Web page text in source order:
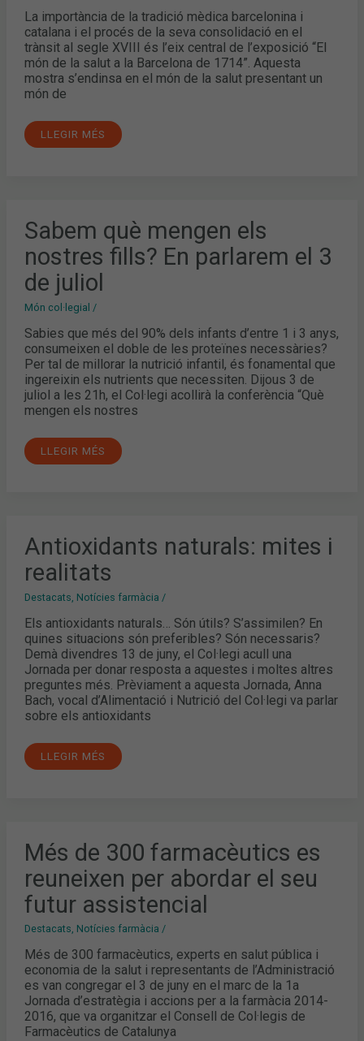
La importància de la tradició mèdica barcelonina i
catalana i el procés de la seva consolidació en el
trànsit al segle XVIII és l’eix central de l’exposició “El
món de la salut a la Barcelona de 1714”. Aquesta
mostra s’endinsa en el món de la salut presentant un
món de
LA
BARCELONA
DEL
1714?
LLEGIR MÉS
Sabem què mengen els
nostres fills? En parlarem el 3
de juliol
Món col·legial /
Sabies que més del 90% dels infants d’entre 1 i 3 anys,
consumeixen el doble de les proteïnes necessàries?
Per tal de millorar la nutrició infantil, és fonamental que
ingereixin els nutrients que necessiten. Dijous 3 de
juliol a les 21h, el Col·legi acollirà la conferència “Què
mengen els nostres
SABEM
QUÈ
MENGEN
ELS
NOSTRES
FILLS?
EN
PARLAREM
EL
DE
JULIOL
LLEGIR MÉS
Antioxidants naturals: mites i
realitats
Destacats, Notícies farmàcia /
Els antioxidants naturals… Són útils? S’assimilen? En
quines situacions són preferibles? Són necessaris?
Demà divendres 13 de juny, el Col·legi acull una
Jornada per donar resposta a aquestes i moltes altres
preguntes més. Prèviament a aquesta Jornada, Anna
Bach, vocal d’Alimentació i Nutrició del Col·legi va parlar
sobre els antioxidants
ANTIOXIDANTS
NATURALS:
MITES
I
REALITATS
LLEGIR MÉS
Més de 300 farmacèutics es
reuneixen per abordar el seu
futur assistencial
Destacats, Notícies farmàcia /
Més de 300 farmacèutics, experts en salut pública i
economia de la salut i representants de l’Administració
es van congregar el 3 de juny en el marc de la 1a
Jornada d’estratègia i accions per a la farmàcia 2014-
2016, que va organitzar el Consell de Col·legis de
Farmacèutics de Catalunya
MÉS
DE
300
FARMACÈUTICS
ES
REUNEIXEN
PER
EL
FUTUR
ASSISTENCIAL